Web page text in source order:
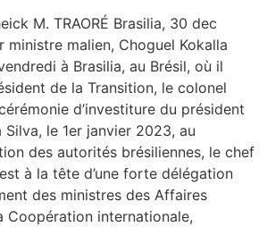
M. TRAORÉ Brasilia, 30 dec
ministre malien, Choguel Kokalla
à Brasilia, au Brésil, où il
de la Transition, le colonel
d’investiture du président
le 1er janvier 2023, au
des autorités brésiliennes, le chef
à la tête d’une forte délégation
des ministres des Affaires
Coopération internationale,